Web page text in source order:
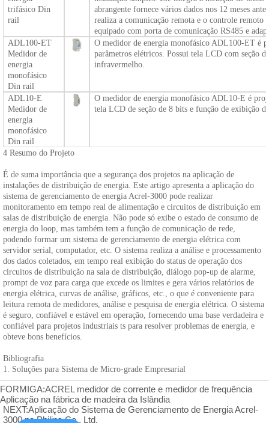
FORMIGA:ACREL medidor de corrente e medidor de frequência
Aplicação na fábrica de madeira da Islândia
NEXT:Aplicação do Sistema de Gerenciamento de Energia Acrel-
3000 na Philips Co., Ltd.